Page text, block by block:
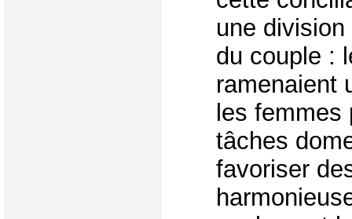
une
du couple :
ramenaient
les femmes
tâches
favoriser